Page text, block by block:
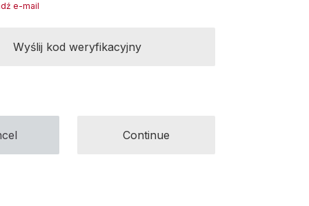
e-mail
Wyślij kod weryfikacyjny
Continue